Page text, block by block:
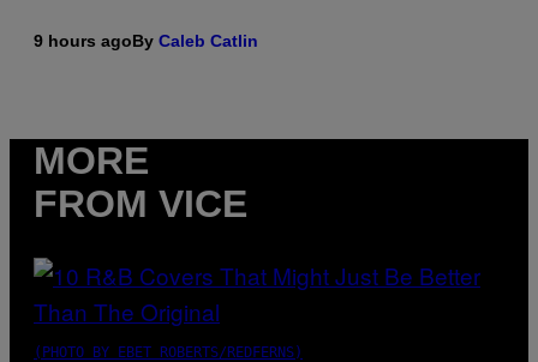
9 hours agoBy Caleb Catlin
MORE
FROM VICE
(PHOTO BY EBET ROBERTS/REDFERNS)